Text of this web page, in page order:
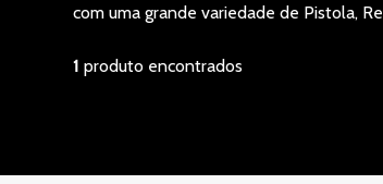
com uma grande variedade de Pistola,
1produto